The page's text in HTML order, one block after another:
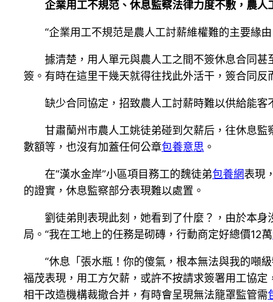
企業用工不規范、休息監察法律力度不敷，農人
“企業用工不規范是農人工討薪維權難的主要緣由
據清楚，用人單元與農人工之間不簽休息合同
簽。有時在這里干幾天就得往找此外活干，簽合同
缺少合同協定，招致農人工討薪時難以供給能客
甘肅蘭州市農人工姚徒弟碰到欠薪后，往休息
數額等，也沒有加蓋任何公章包養意思 。
在“漢水金岸”小區項目務工的魏徒弟包養網表現
的證實，休息監察部分表現難以處置。
劉徒弟則表現此刻，她看到了什麼？，由於本
局。“我在工地上的任務是砌磚，行動商定好總價12萬
“休息「張水瓶！你的傻氣，根本無法與我的噸
福茂表現，用工方欠薪，或許不按請求簽署用工協
相干改造機構裁撤合并，有時會呈現無法籠罩監管需